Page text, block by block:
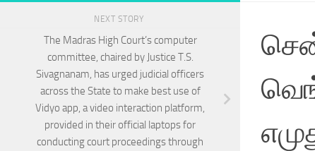
NEXT STORY
The Madras High Court’s computer
committee, chaired by Justice T.S.
Sivagnanam, has urged judicial officers
across the State to make best use of
Vidyo app, a video interaction platform,
provided in their official laptops for
conducting court proceedings through